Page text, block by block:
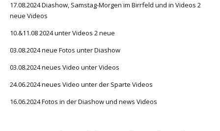
17.08.2024 Diashow, Samstag-Morgen im Birrfeld und in Videos 2
neue Videos
10.&11.08 2024 unter Videos 2 neue
03.08.2024 neue Fotos unter Diashow
03.08.2024 neues Video unter Videos
24.06.2024 neues Video unter der Sparte Videos
16.06.2024 Fotos in der Diashow und news Videos